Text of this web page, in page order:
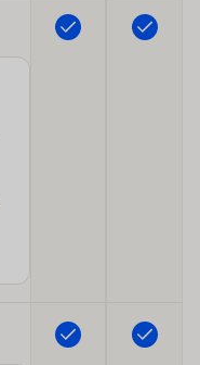
Iekļauts Iekļauts
Iekļauts Iekļauts